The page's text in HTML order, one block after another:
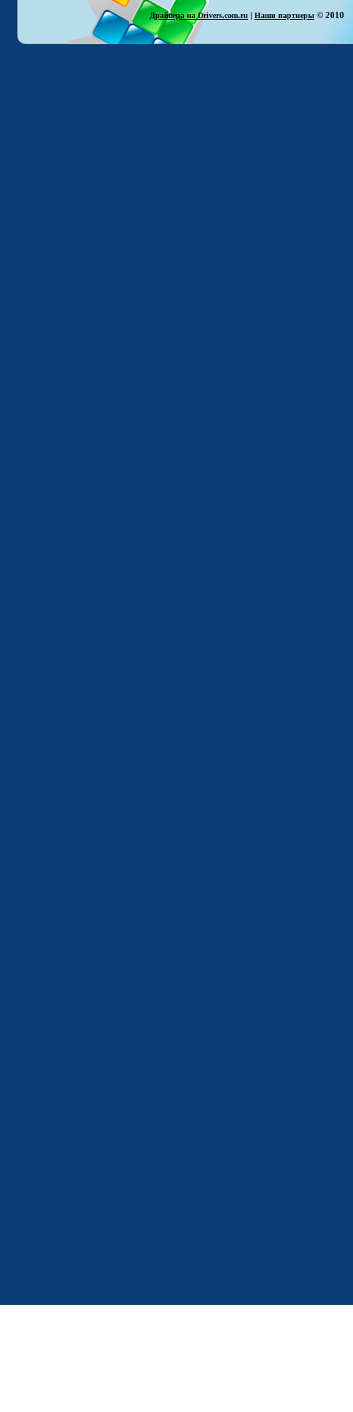
Драйвера на Drivers.com.ru | Наши партнеры © 2010